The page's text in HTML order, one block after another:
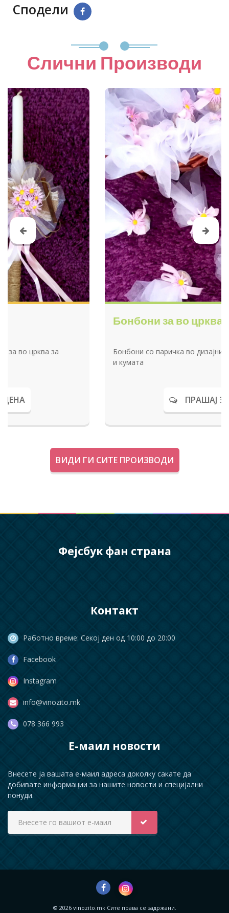
Сподели
Слични Производи
Бонбони за во црква за свадба
Бонбони со паричка во дизајнирана корпа за свекрвата
ВИДИ ГИ СИТЕ ПРОИЗВОДИ
Фејсбук фан страна
Контакт
Работно време: Секој ден од 10:00 до 20:00
Facebook
Instagram
info@vinozito.mk
078 366 993
Е-маил новости
Внесете ја вашата е-маил адреса доколку сакате да
добивате информации за нашите новости и специјални
понуди.
© 2026 vinozito.mk Сите права се задржани.